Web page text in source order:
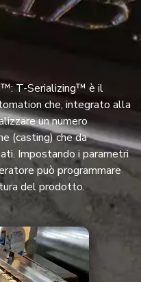
T-Serializing™ è il
che, integrato alla
un numero
(casting) che da
Impostando i parametri
può programmare
del prodotto.